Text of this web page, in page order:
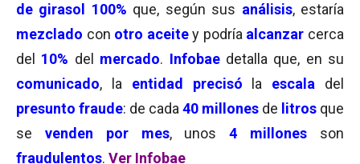
de girasol 100% que, según sus análisis, estaría
mezclado con otro aceitey podría alcanzar cerca
del 10% del mercado. Infobae detalla que, en su
comunicado, la entidad precisó la escala
del
presunto fraude: de cada 40 millones de litros que
se venden por mes, unos4 millones
son
fraudulentos. Ver Infobae